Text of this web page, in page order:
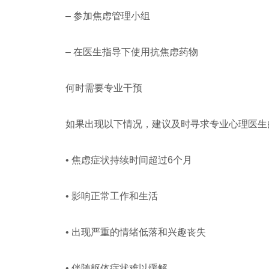
– 参加焦虑管理小组
– 在医生指导下使用抗焦虑药物
何时需要专业干预
如果出现以下情况，建议及时寻求专业心理医
• 焦虑症状持续时间超过6个月
• 影响正常工作和生活
• 出现严重的情绪低落和兴趣丧失